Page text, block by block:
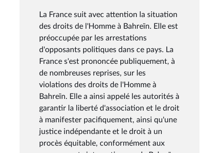
La France suit avec attention la situation
des droits de l'Homme à Bahreïn. Elle est
préoccupée par les arrestations
d'opposants politiques dans ce pays. La
France s'est prononcée publiquement, à
de nombreuses reprises, sur les
violations des droits de l'Homme à
Bahreïn. Elle a ainsi appelé les autorités à
garantir la liberté d'association et le droit
à manifester pacifiquement, ainsi qu'une
justice indépendante et le droit à un
procès équitable, conformément aux